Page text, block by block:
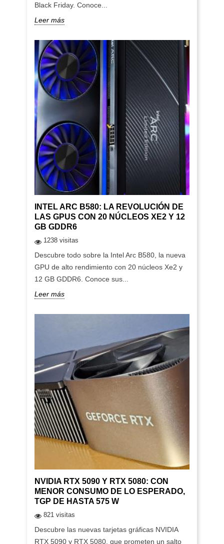
Black Friday. Conoce...
Leer más
INTEL ARC B580: LA REVOLUCIÓN DE
LAS GPUS CON 20 NÚCLEOS XE2 Y 12
GB GDDR6
1238 visitas
Descubre todo sobre la Intel Arc B580, la nueva
GPU de alto rendimiento con 20 núcleos Xe2 y
12 GB GDDR6. Conoce sus...
Leer más
NVIDIA RTX 5090 Y RTX 5080: CON
MENOR CONSUMO DE LO ESPERADO,
TGP DE HASTA 575 W
821 visitas
Descubre las nuevas tarjetas gráficas NVIDIA
RTX 5090 y RTX 5080, que prometen un salto